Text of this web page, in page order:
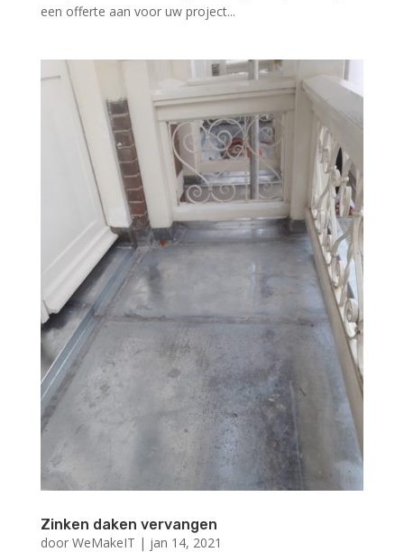
een offerte aan voor uw project...
Zinken daken vervangen
door WeMakeIT | jan 14, 2021